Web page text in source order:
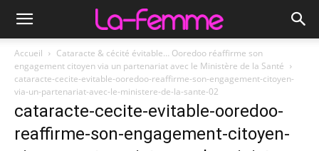
Accueil
Cataracte & cécité évitable… Ooredoo réaffirme son
engagement citoyen via un partenariat avec le Ministère de la Santé
cataracte-cecite-evitable-ooredoo-reaffirme-son-engagement-citoyen-
via-un-partenariat-avec-le-ministere-de-la-sante-02
cataracte-cecite-evitable-ooredoo-
reaffirme-son-engagement-citoyen-